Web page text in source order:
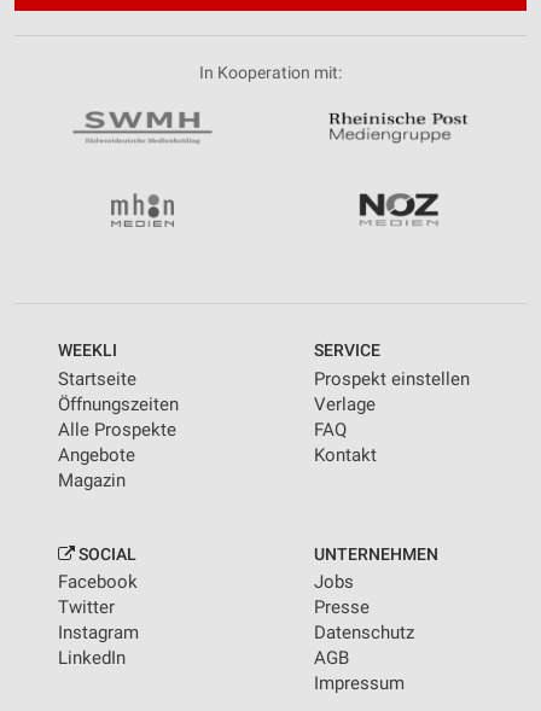
In Kooperation mit:
WEEKLI
Startseite
Öffnungszeiten
Alle Prospekte
Angebote
Magazin
SERVICE
Prospekt einstellen
Verlage
FAQ
Kontakt
SOCIAL
Facebook
Twitter
Instagram
LinkedIn
UNTERNEHMEN
Jobs
Presse
Datenschutz
AGB
Impressum